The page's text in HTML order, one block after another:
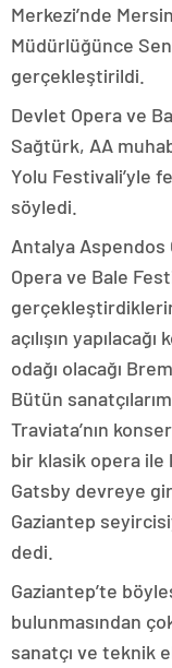
Merkezi’nde
Müdürlüğünce
gerçekleştirildi.
Devlet Opera ve
Sağtürk, AA
Yolu Festivali’yle
söyledi.
Antalya Aspendos
Opera ve Bale
açılışın
odağı olacağı
Bütün
Traviata’nın
bir klasik opera ile
Gatsby devreye
Gaziantep
dedi.
Gaziantep’te
bulunmasından
sanatçı ve teknik